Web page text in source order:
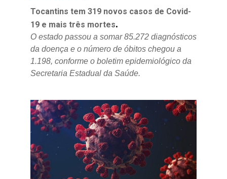
Tocantins tem 319 novos casos de Covid-
19 e mais três mortes.
O estado passou a somar 85.272 diagnósticos
da doença e o número de óbitos chegou a
1.198, conforme o boletim epidemiológico da
Secretaria Estadual da Saúde.